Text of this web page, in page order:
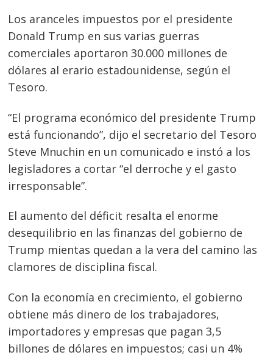
Los aranceles impuestos por el presidente
Donald Trump en sus varias guerras
comerciales aportaron 30.000 millones de
dólares al erario estadounidense, según el
Tesoro.
“El programa económico del presidente Trump
está funcionando”, dijo el secretario del Tesoro
Steve Mnuchin en un comunicado e instó a los
legisladores a cortar “el derroche y el gasto
irresponsable”.
El aumento del déficit resalta el enorme
desequilibrio en las finanzas del gobierno de
Trump mientas quedan a la vera del camino las
clamores de disciplina fiscal.
Con la economía en crecimiento, el gobierno
obtiene más dinero de los trabajadores,
importadores y empresas que pagan 3,5
billones de dólares en impuestos; casi un 4%